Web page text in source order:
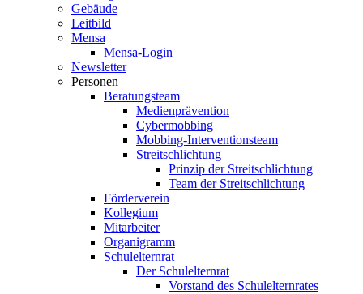
Gebäude
Leitbild
Mensa
Mensa-Login
Newsletter
Personen
Beratungsteam
Medienprävention
Cybermobbing
Mobbing-Interventionsteam
Streitschlichtung
Prinzip der Streitschlichtung
Team der Streitschlichtung
Förderverein
Kollegium
Mitarbeiter
Organigramm
Schulelternrat
Der Schulelternrat
Vorstand des Schulelternrates